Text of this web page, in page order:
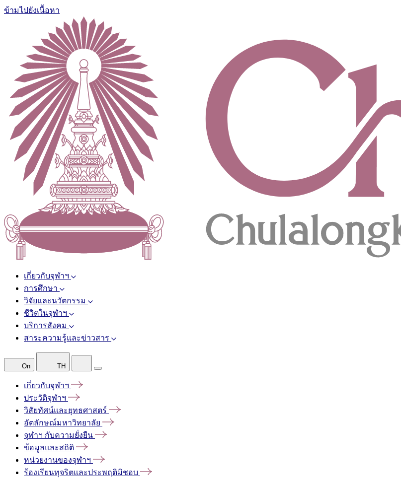
ข้ามไปยังเนื้อหา
เกี่ยวกับจุฬาฯ
การศึกษา
วิจัยและนวัตกรรม
ชีวิตในจุฬาฯ
บริการสังคม
สาระความรู้และข่าวสาร
On TH
เกี่ยวกับจุฬาฯ
ประวัติจุฬาฯ
วิสัยทัศน์และยุทธศาสตร์
อัตลักษณ์มหาวิทยาลัย
จุฬาฯ กับความยั่งยืน
ข้อมูลและสถิติ
หน่วยงานของจุฬาฯ
ร้องเรียนทุจริตและประพฤติมิชอบ